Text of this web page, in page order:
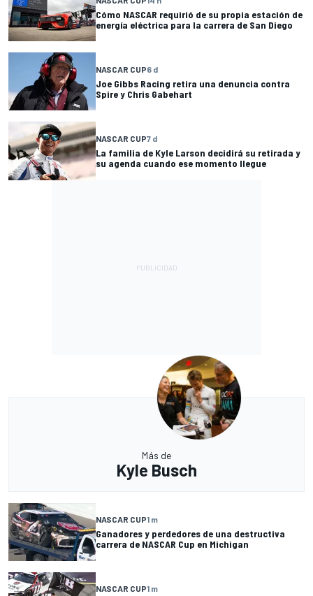
Cómo NASCAR requirió de su propia estación de
energía eléctrica para la carrera de San Diego
NASCAR CUP6 d
Joe Gibbs Racing retira una denuncia contra
Spire y Chris Gabehart
NASCAR CUP7 d
La familia de Kyle Larson decidirá su retirada y
su agenda cuando ese momento llegue
Más de
Kyle Busch
NASCAR CUP1 m
Ganadores y perdedores de una destructiva
carrera de NASCAR Cup en Michigan
NASCAR CUP1 m